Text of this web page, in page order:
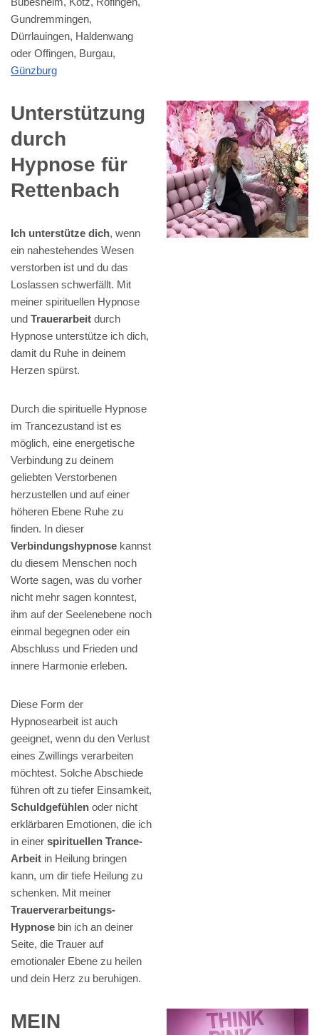
Gundremmingen,
Dürrlauingen, Haldenwang
oder Offingen, Burgau,
Günzburg
Unterstützung
durch
Hypnose für
Rettenbach
Ich unterstütze dich, wenn
ein nahestehendes Wesen
verstorben ist und du das
Loslassen schwerfällt. Mit
meiner spirituellen Hypnose
und Trauerarbeit durch
Hypnose unterstütze ich dich,
damit du Ruhe in deinem
Herzen spürst.
Durch die spirituelle Hypnose
im Trancezustand ist es
möglich, eine energetische
Verbindung zu deinem
geliebten Verstorbenen
herzustellen und auf einer
höheren Ebene Ruhe zu
finden. In dieser
Verbindungshypnose kannst
du diesem Menschen noch
Worte sagen, was du vorher
nicht mehr sagen konntest,
ihm auf der Seelenebene noch
einmal begegnen oder ein
Abschluss und Frieden und
innere Harmonie erleben.
Diese Form der
Hypnosearbeit ist auch
geeignet, wenn du den Verlust
eines Zwillings verarbeiten
möchtest. Solche Abschiede
führen oft zu tiefer Einsamkeit,
Schuldgefühlen oder nicht
erklärbaren Emotionen, die ich
in einer spirituellen Trance-
Arbeit in Heilung bringen
kann, um dir tiefe Heilung zu
schenken. Mit meiner
Trauerverarbeitungs-
Hypnose bin ich an deiner
Seite, die Trauer auf
emotionaler Ebene zu heilen
und dein Herz zu beruhigen.
MEIN